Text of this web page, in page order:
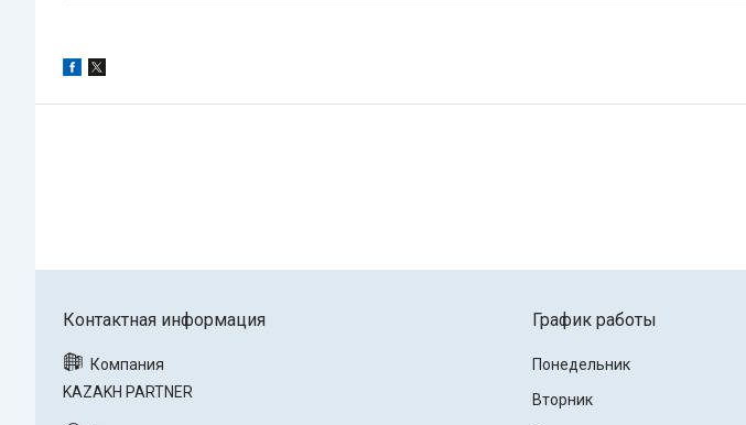
KAZAKH PARTNER
График работы
Понедельник
Вторник